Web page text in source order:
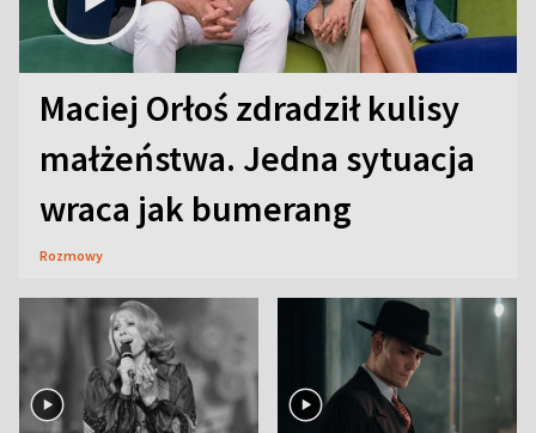
Maciej Orłoś zdradził kulisy
małżeństwa. Jedna sytuacja
wraca jak bumerang
Rozmowy